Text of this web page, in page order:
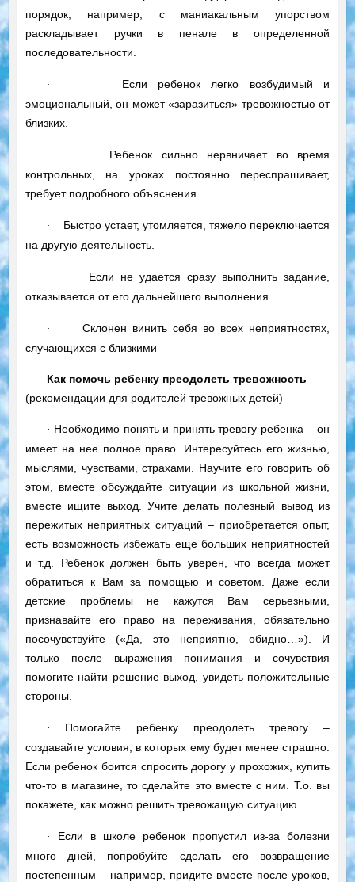
порядок, например, с маниакальным упорством
раскладывает ручки в пенале в определенной
последовательности.
·
Если ребенок легко возбудимый и
эмоциональный, он может «заразиться» тревожностью от
близких.
·
Ребенок сильно нервничает во время
контрольных, на уроках постоянно переспрашивает,
требует подробного объяснения.
·
Быстро устает, утомляется, тяжело переключается
на другую деятельность.
·
Если не удается сразу выполнить задание,
отказывается от его дальнейшего выполнения.
·
Склонен винить себя во всех неприятностях,
случающихся с близкими
Как помочь ребенку преодолеть тревожность
(рекомендации для родителей тревожных детей)
· Необходимо понять и принять тревогу ребенка – он
имеет на нее полное право. Интересуйтесь его жизнью,
мыслями, чувствами, страхами. Научите его говорить об
этом, вместе обсуждайте ситуации из школьной жизни,
вместе ищите выход. Учите делать полезный вывод из
пережитых неприятных ситуаций – приобретается опыт,
есть возможность избежать еще больших неприятностей
и т.д. Ребенок должен быть уверен, что всегда может
обратиться к Вам за помощью и советом. Даже если
детские проблемы не кажутся Вам серьезными,
признавайте его право на переживания, обязательно
посочувствуйте («Да, это неприятно, обидно…»). И
только после выражения понимания и сочувствия
помогите найти решение выход, увидеть положительные
стороны.
·
Помогайте ребенку преодолеть тревогу –
создавайте условия, в которых ему будет менее страшно.
Если ребенок боится спросить дорогу у прохожих, купить
что-то в магазине, то сделайте это вместе с ним. Т.о. вы
покажете, как можно решить тревожащую ситуацию.
·
Если в школе ребенок пропустил из-за болезни
много дней, попробуйте сделать его возвращение
постепенным – например, придите вместе после уроков,